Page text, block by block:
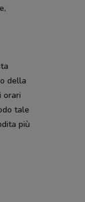
della
orari
tale
più